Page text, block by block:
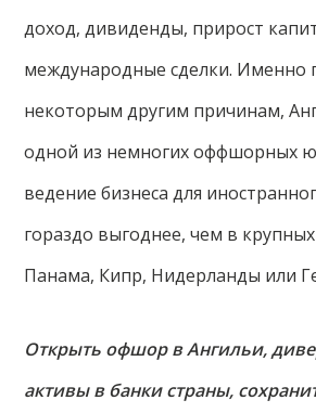
доход, дивиденды, прирост
международные сделки. Именно
некоторым другим причинам,
одной из немногих оффшорных
ведение бизнеса для
гораздо выгоднее, чем в
Панама, Кипр, Нидерланды или
Открыть офшор в Ангильи,
активы в банки страны,